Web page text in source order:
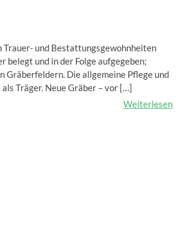
und Bestattungsgewohnheiten
belegt und in der Folge aufgegeben;
Gräberfeldern. Die allgemeine Pflege und
Träger. Neue Gräber – vor […]
Weiterlesen